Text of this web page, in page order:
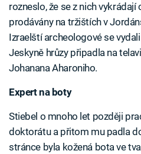
rozneslo, že se z nich
prodávány na tržištích v
Izraelští archeologové se
Jeskyně hrůzy připadla na
Johanana Aharoniho.
Expert na boty
Stiebel o mnoho let později
doktorátu a přitom mu padla
stránce byla kožená bota ve